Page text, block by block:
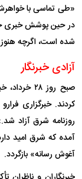
«طی تماسی با
در حین پوشش خبری
شده است، اگرچه هنوز
آزادی خبرنگار
صبح روز ۲۸
روزنامه شرق آزاد
آمده که شرق امید
آغوش رسانه» بازگردد.